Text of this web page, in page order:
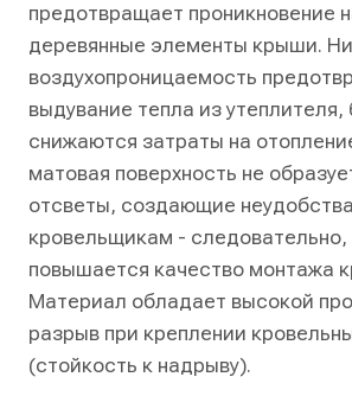
предотвращает проникновение
деревянные элементы крыши.
воздухопроницаемость
выдувание тепла из
снижаются затраты на
матовая поверхность не
отсветы, создающие неудобства
кровельщикам - следовательно,
повышается качество монтажа
Материал обладает высокой
разрыв при креплении
(стойкость к надрыву).